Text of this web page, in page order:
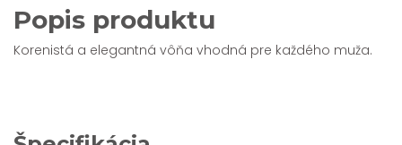
Popis produktu
Korenistá a elegantná vôňa vhodná pre každého muža.